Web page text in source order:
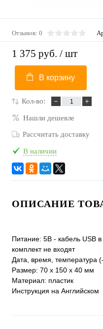
Отзывов: 0
1 375 руб. / шт
В корзину
Кол-во:
Нашли дешевле
Рассчитать доставку
В наличии
ОПИСАНИЕ
Питание: 5В - кабель USB
комплект не входят
Дата, время, температура
Размер: 70 х 150 х 40 мм
Материал: пластик
Инструкция на Английском